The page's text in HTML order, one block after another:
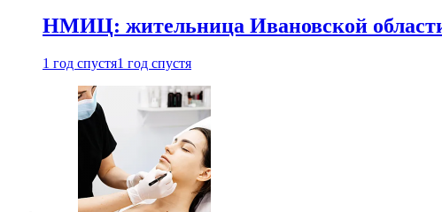
НМИЦ: жительница Ивановской области
1 год спустя1 год спустя